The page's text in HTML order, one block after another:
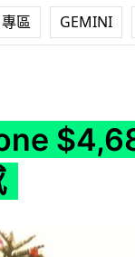
區 GEMINI